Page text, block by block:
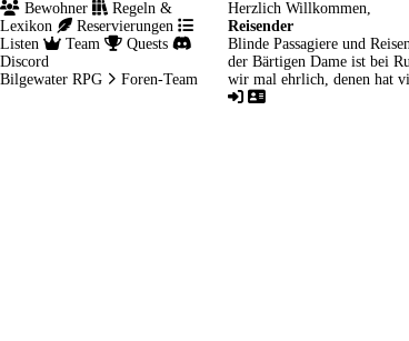
Bewohner
Regeln &
Lexikon
Reservierungen
Listen
Team
Quests
Discord
Bilgewater RPG
Foren-Team
Herzlich Willkommen,
Reisender
Blinde Passagiere und
der Bärtigen Dame ist bei
wir mal ehrlich, denen hat